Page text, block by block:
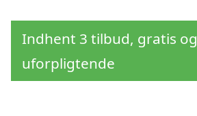
Indhent 3 tilbud, gratis og
uforpligtende